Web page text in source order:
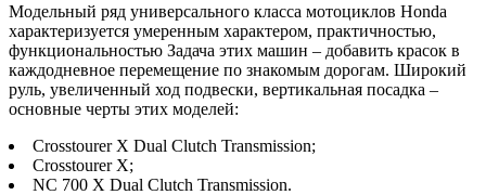
Модельный ряд универсального класса мотоциклов Honda
характеризуется умеренным характером, практичностью,
функциональностью Задача этих машин – добавить красок в
каждодневное перемещение по знакомым дорогам. Широкий
руль, увеличенный ход подвески, вертикальная посадка –
основные черты этих моделей:
Сrosstourer X Dual Clutch Transmission;
Сrosstourer X;
NC 700 X Dual Clutch Transmission.